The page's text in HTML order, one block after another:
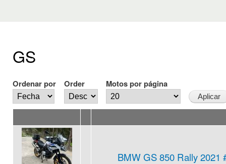
GS
Ordenar por Order Motos por página
BMW GS 850 Rally 2021